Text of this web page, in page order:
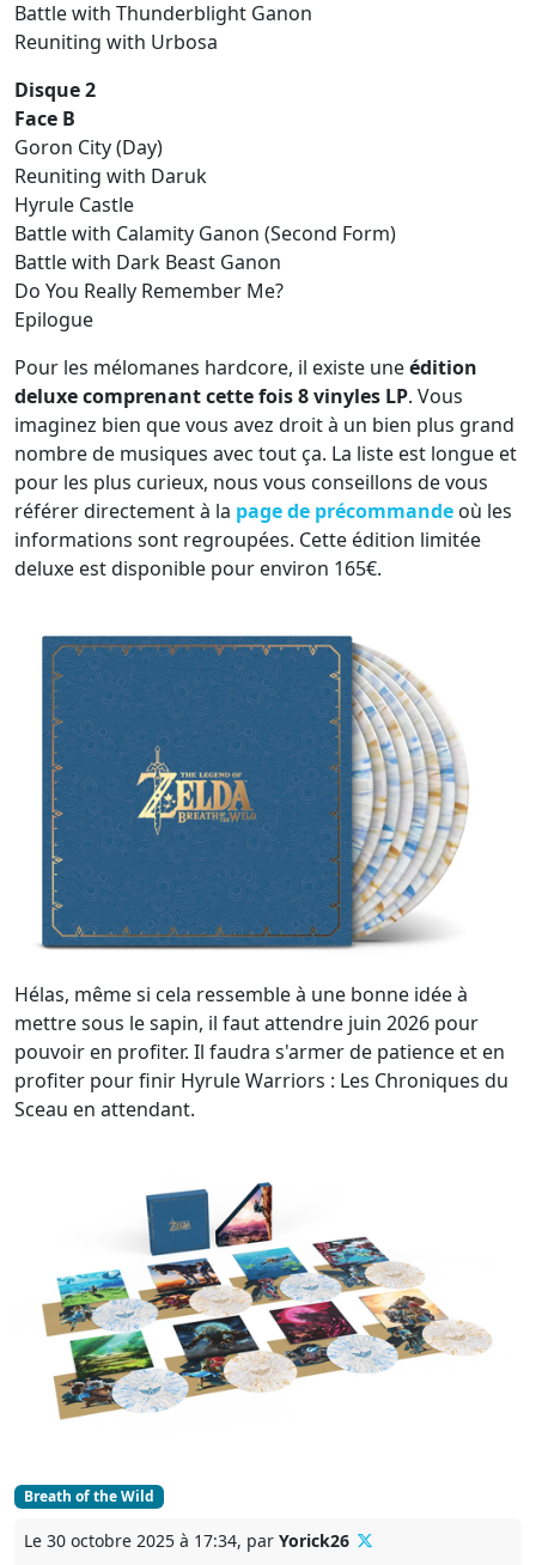
Battle with Thunderblight Ganon
Reuniting with Urbosa
Disque 2
Face B
Goron City (Day)
Reuniting with Daruk
Hyrule Castle
Battle with Calamity Ganon (Second Form)
Battle with Dark Beast Ganon
Do You Really Remember Me?
Epilogue
Pour les mélomanes hardcore, il existe uneédition
deluxe comprenant cette fois 8 vinyles LP. Vous
imaginez bien que vous avez droit à un bien plus grand
nombre de musiques avec tout ça. La liste est longue et
pour les plus curieux, nous vous conseillons de vous
référer directement à la page de précommande où les
informations sont regroupées. Cette édition limitée
deluxe est disponible pour environ 165€.
Hélas, même si cela ressemble à une bonne idée à
mettre sous le sapin, il faut attendre juin 2026 pour
pouvoir en profiter. Il faudra s'armer de patience et en
profiter pour finir Hyrule Warriors : Les Chroniques du
Sceau en attendant.
Breath of the Wild
Le 30 octobre 2025 à 17:34, par Yorick26